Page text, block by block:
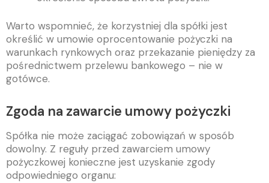
Warto wspomnieć, że korzystniej dla spółki jest
określić w umowie oprocentowanie pożyczki na
warunkach rynkowych oraz przekazanie pieniędzy za
pośrednictwem przelewu bankowego – nie w
gotówce.
Zgoda na zawarcie umowy pożyczki
Spółka nie może zaciągać zobowiązań w sposób
dowolny. Z reguły przed zawarciem umowy
pożyczkowej konieczne jest uzyskanie zgody
odpowiedniego organu: